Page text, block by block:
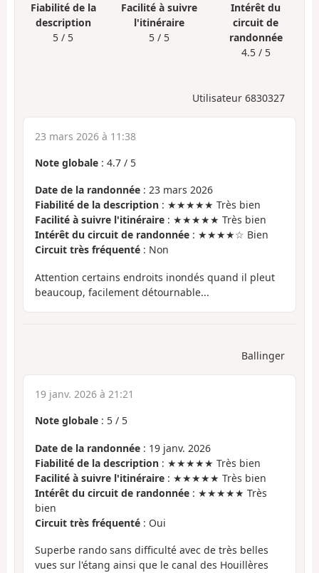
Fiabilité de la
description
5 / 5
Facilité à suivre
l'itinéraire
5 / 5
Intérêt du
circuit de
randonnée
4.5 / 5
Utilisateur 6830327
23 mars 2026 à 11:38
Note globale : 4.7 / 5
Date de la randonnée : 23 mars 2026
Fiabilité de la description : ★★★★★ Très bien
Facilité à suivre l'itinéraire : ★★★★★ Très bien
Intérêt du circuit de randonnée : ★★★★☆ Bien
Circuit très fréquenté : Non
Attention certains endroits inondés quand il pleut
beaucoup, facilement détournable...
Ballinger
19 janv. 2026 à 21:21
Note globale : 5 / 5
Date de la randonnée : 19 janv. 2026
Fiabilité de la description : ★★★★★ Très bien
Facilité à suivre l'itinéraire : ★★★★★ Très bien
Intérêt du circuit de randonnée : ★★★★★ Très
bien
Circuit très fréquenté : Oui
Superbe rando sans difficulté avec de très belles
vues sur l'étang ainsi que le canal des Houillères